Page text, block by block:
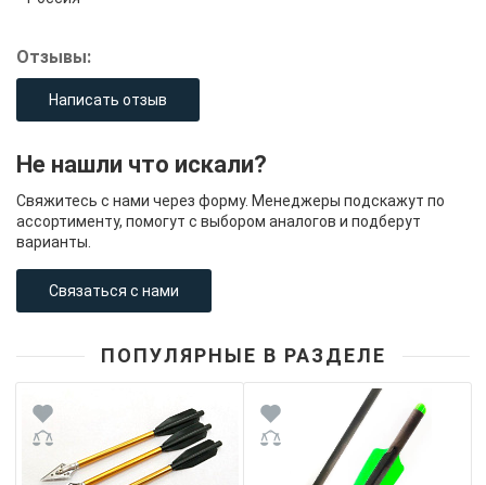
Отзывы:
Написать отзыв
Не нашли что искали?
Свяжитесь с нами через форму. Менеджеры подскажут по
ассортименту, помогут с выбором аналогов и подберут
варианты.
Связаться с нами
ПОПУЛЯРНЫЕ В РАЗДЕЛЕ